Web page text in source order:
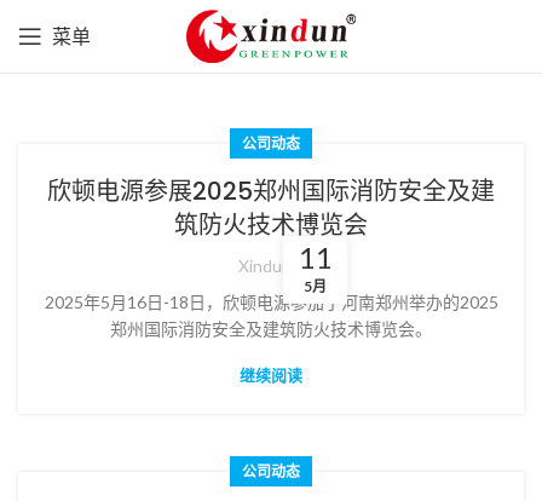
菜单
公司动态
欣顿电源参展2025郑州国际消防安全及建
筑防火技术博览会
Xindun
2025年5月16日-18日，欣顿电源参加了河南郑州举办的2025
郑州国际消防安全及建筑防火技术博览会。
继续阅读
11
5月
公司动态